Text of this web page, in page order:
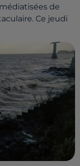
de
Ce jeudi